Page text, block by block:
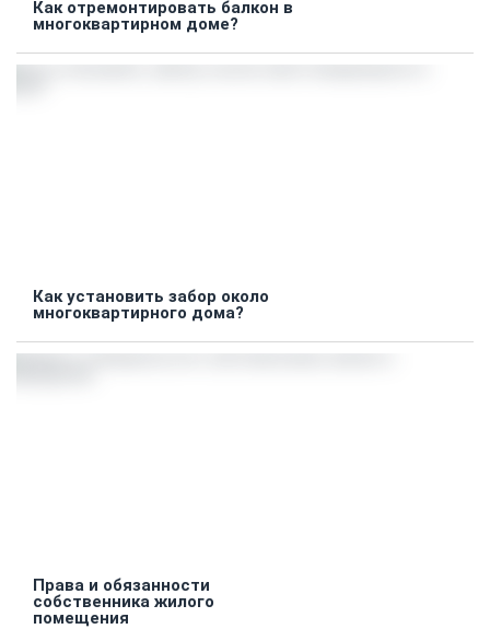
Как отремонтировать балкон в
многоквартирном доме?
Как установить забор около
многоквартирного дома?
Права и обязанности
собственника жилого
помещения